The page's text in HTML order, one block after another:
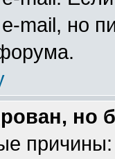
mail, но
но